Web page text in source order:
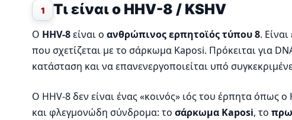
1 Τι είναι ο HHV-8 / KSHV
Ο HHV-8είναι ο ανθρώπινος ερπητοϊός τύπου 8.
που σχετίζεται με το σάρκωμα Kaposi. Πρόκειται για
κατάσταση και να επανενεργοποιείται υπό
Ο HHV-8 δεν είναι ένας «κοινός» ιός του έρπητα όπως
και φλεγμονώδη σύνδρομα: το σάρκωμα Kaposi, το